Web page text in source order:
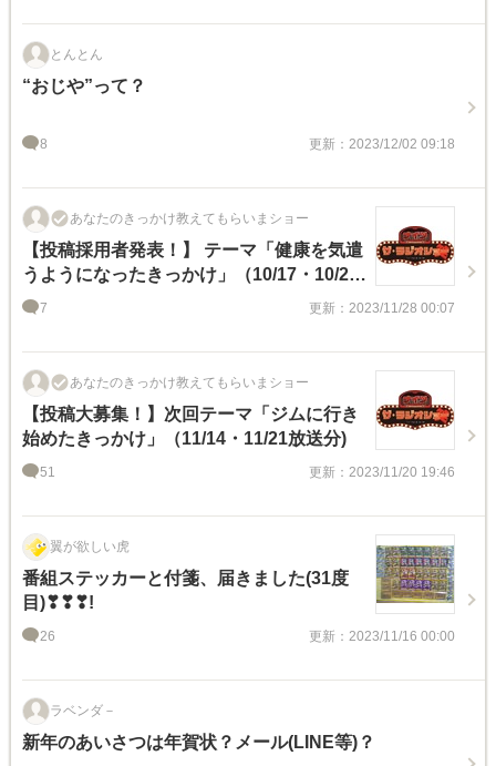
とんとん
“おじや”って？
8 更新：2023/12/02 09:18
あなたのきっかけ教えてもらいまショー
【投稿採用者発表！】 テーマ「健康を気遣
うようになったきっかけ」（10/17・10/24
放送)
7 更新：2023/11/28 00:07
あなたのきっかけ教えてもらいまショー
【投稿大募集！】次回テーマ「ジムに行き
始めたきっかけ」（11/14・11/21放送分)
51 更新：2023/11/20 19:46
翼が欲しい虎
番組ステッカーと付箋、届きました(31度
目)❣❣❣!
26 更新：2023/11/16 00:00
ラベンダ－
新年のあいさつは年賀状？メール(LINE等)？